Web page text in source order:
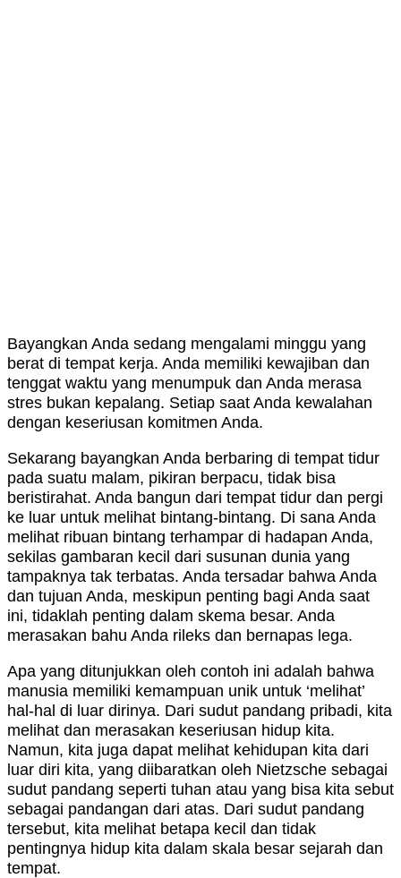
Bayangkan Anda sedang mengalami minggu yang
berat di tempat kerja. Anda memiliki kewajiban dan
tenggat waktu yang menumpuk dan Anda merasa
stres bukan kepalang. Setiap saat Anda kewalahan
dengan keseriusan komitmen Anda.
Sekarang bayangkan Anda berbaring di tempat tidur
pada suatu malam, pikiran berpacu, tidak bisa
beristirahat. Anda bangun dari tempat tidur dan pergi
ke luar untuk melihat bintang-bintang. Di sana Anda
melihat ribuan bintang terhampar di hadapan Anda,
sekilas gambaran kecil dari susunan dunia yang
tampaknya tak terbatas. Anda tersadar bahwa Anda
dan tujuan Anda, meskipun penting bagi Anda saat
ini, tidaklah penting dalam skema besar. Anda
merasakan bahu Anda rileks dan bernapas lega.
Apa yang ditunjukkan oleh contoh ini adalah bahwa
manusia memiliki kemampuan unik untuk ‘melihat’
hal-hal di luar dirinya. Dari sudut pandang pribadi, kita
melihat dan merasakan keseriusan hidup kita.
Namun, kita juga dapat melihat kehidupan kita dari
luar diri kita, yang diibaratkan oleh Nietzsche sebagai
sudut pandang seperti tuhan atau yang bisa kita sebut
sebagai pandangan dari atas. Dari sudut pandang
tersebut, kita melihat betapa kecil dan tidak
pentingnya hidup kita dalam skala besar sejarah dan
tempat.